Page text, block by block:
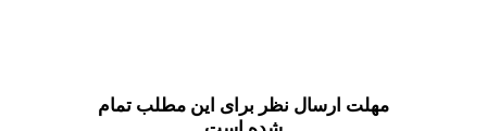
مهلت ارسال نظر برای این مطلب تمام